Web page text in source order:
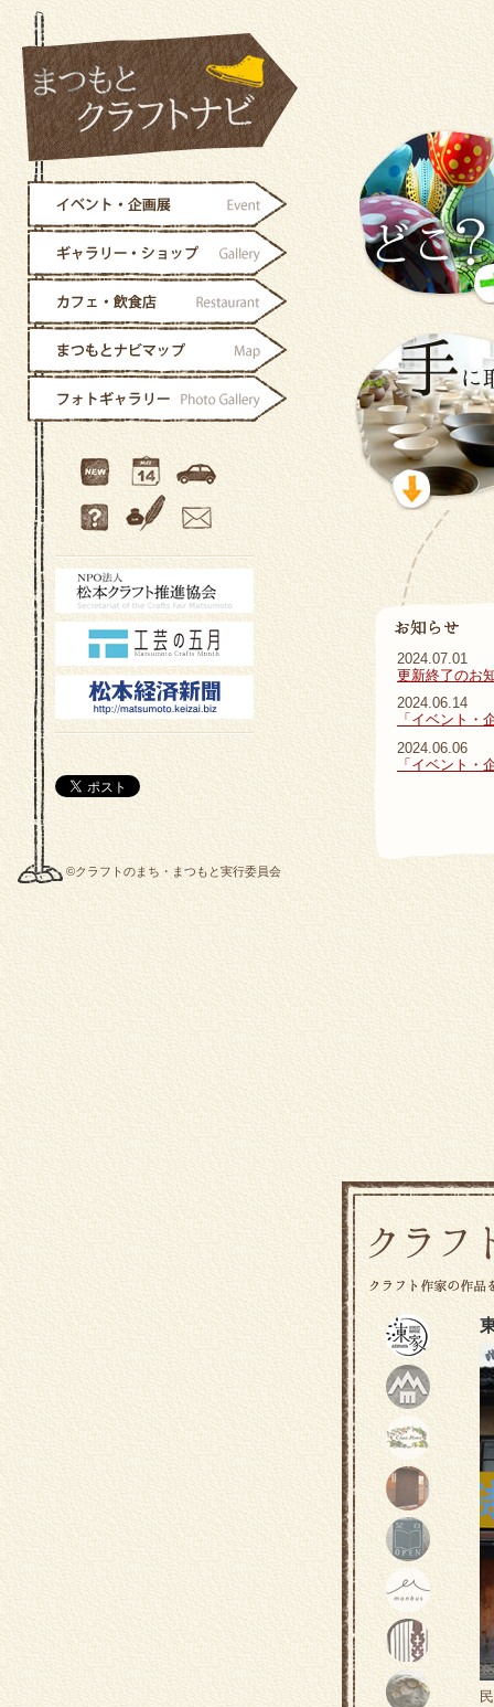
©クラフトのまち・まつもと実行委員会
2024.07.01
更新終了のお
2024.06.14
「イベント・
2024.06.06
「イベント・